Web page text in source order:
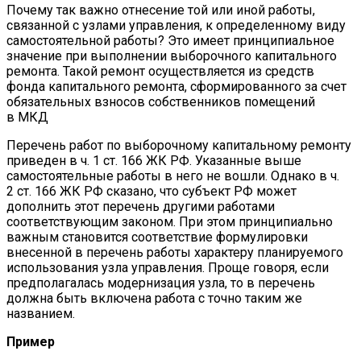
Почему так важно отнесение той или иной работы,
связанной с узлами управления, к определенному виду
самостоятельной работы? Это имеет принципиальное
значение при выполнении выборочного капитального
ремонта. Такой ремонт осуществляется из средств
фонда капитального ремонта, сформированного за счет
обязательных взносов собственников помещений
в МКД
Перечень работ по выборочному капитальному ремонту
приведен в ч. 1 ст. 166 ЖК РФ. Указанные выше
самостоятельные работы в него не вошли. Однако в ч.
2 ст. 166 ЖК РФ сказано, что субъект РФ может
дополнить этот перечень другими работами
соответствующим законом. При этом принципиально
важным становится соответствие формулировки
внесенной в перечень работы характеру планируемого
использования узла управления. Проще говоря, если
предполагалась модернизация узла, то в перечень
должна быть включена работа с точно таким же
названием.
Пример